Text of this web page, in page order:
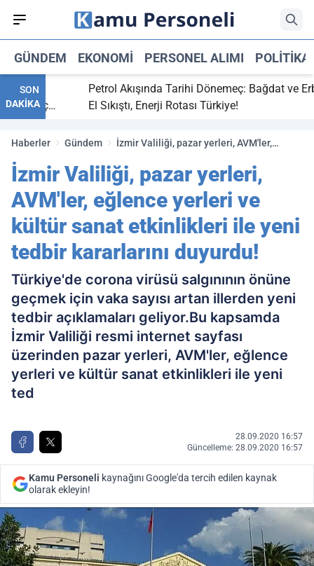
GÜNDEM EKONOMI PERSONEL ALIMI POLITIKA
SON
DAKİKA
maç
Petrol Akışında Tarihi Dönemeç: Bağdat ve Erbil
El Sıkıştı, Enerji Rotası Türkiye!
Haberler Gündem
İzmir Valiliği, pazar yerleri, AVM'ler,
ile yeni tedbir kararlarını duyurdu!
İzmir Valiliği, pazar yerleri,
AVM'ler, eğlence yerleri ve
kültür sanat etkinlikleri ile yeni
tedbir kararlarını duyurdu!
Türkiye'de corona virüsü salgınının önüne
geçmek için vaka sayısı artan illerden yeni
tedbir açıklamaları geliyor.Bu kapsamda
İzmir Valiliği resmi internet sayfası
üzerinden pazar yerleri, AVM'ler, eğlence
yerleri ve kültür sanat etkinlikleri ile yeni
ted
28.09.2020 16:57
Güncelleme: 28.09.2020 16:57
Kamu Personeli kaynağını Google'da tercih edilen kaynak
olarak ekleyin!